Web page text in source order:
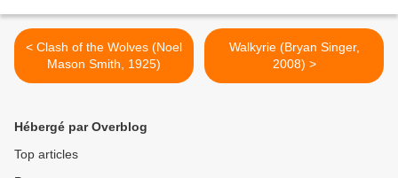
< Clash of the Wolves (Noel
Mason Smith, 1925)
Walkyrie (Bryan Singer,
2008) >
Hébergé par Overblog
Top articles